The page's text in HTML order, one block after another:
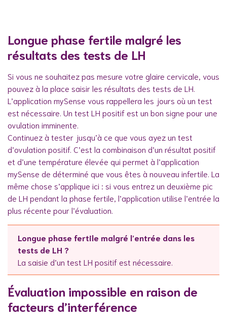
Longue phase fertile malgré les
résultats des tests de LH
Si vous ne souhaitez pas mesure votre glaire cervicale, vous
pouvez à la place saisir les résultats des tests de LH.
L’application mySense vous rappellera les jours où un test
est nécessaire. Un test LH positif est un bon signe pour une
ovulation imminente.
Continuez à tester jusqu’à ce que vous ayez un test
d’ovulation positif. C’est la combinaison d’un résultat positif
et d’une température élevée qui permet à l’application
mySense de déterminé que vous êtes à nouveau infertile. La
même chose s’applique ici : si vous entrez un deuxième pic
de LH pendant la phase fertile, l’application utilise l’entrée la
plus récente pour l’évaluation.
Longue phase fertile malgré l’entrée dans les
tests de LH ?
La saisie d’un test LH positif est nécessaire.
Évaluation impossible en raison de
facteurs d’interférence